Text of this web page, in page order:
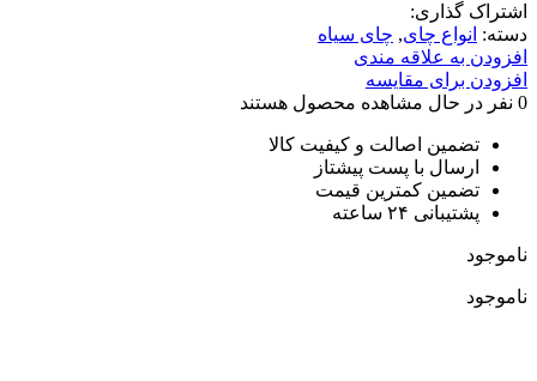
اشتراک گذاری:
دسته: انواع چای, چای سیاه
افزودن به علاقه مندی
افزودن برای مقایسه
0 نفر در حال مشاهده محصول هستند
تضمین اصالت و کیفیت کالا
ارسال با پست پیشتاز
تضمین کمترین قیمت
پشتیبانی ۲۴ ساعته
ناموجود
ناموجود